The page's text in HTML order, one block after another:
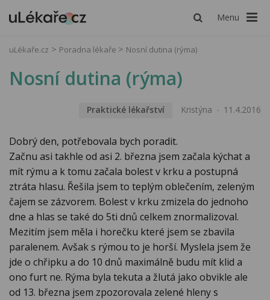
Menu
uLékaře.cz Poradna lékaře Nosní dutina (rýma)
Nosní dutina (rýma)
Praktické lékařství Kristýna 11.4.2016
Dobrý den, potřebovala bych poradit.
Začnu asi takhle od asi 2. března jsem začala kýchat a
mít rýmu a k tomu začala bolest v krku a postupná
ztráta hlasu. Řešila jsem to teplým oblečením, zeleným
čajem se zázvorem. Bolest v krku zmizela do jednoho
dne a hlas se také do 5ti dnů celkem znormalizoval.
Mezitím jsem měla i horečku které jsem se zbavila
paralenem. Avšak s rýmou to je horší. Myslela jsem že
jde o chřipku a do 10 dnů maximálně budu mít klid a
ono furt ne. Rýma byla tekuta a žlutá jako obvikle ale
od 13. března jsem zpozorovala zelené hleny s